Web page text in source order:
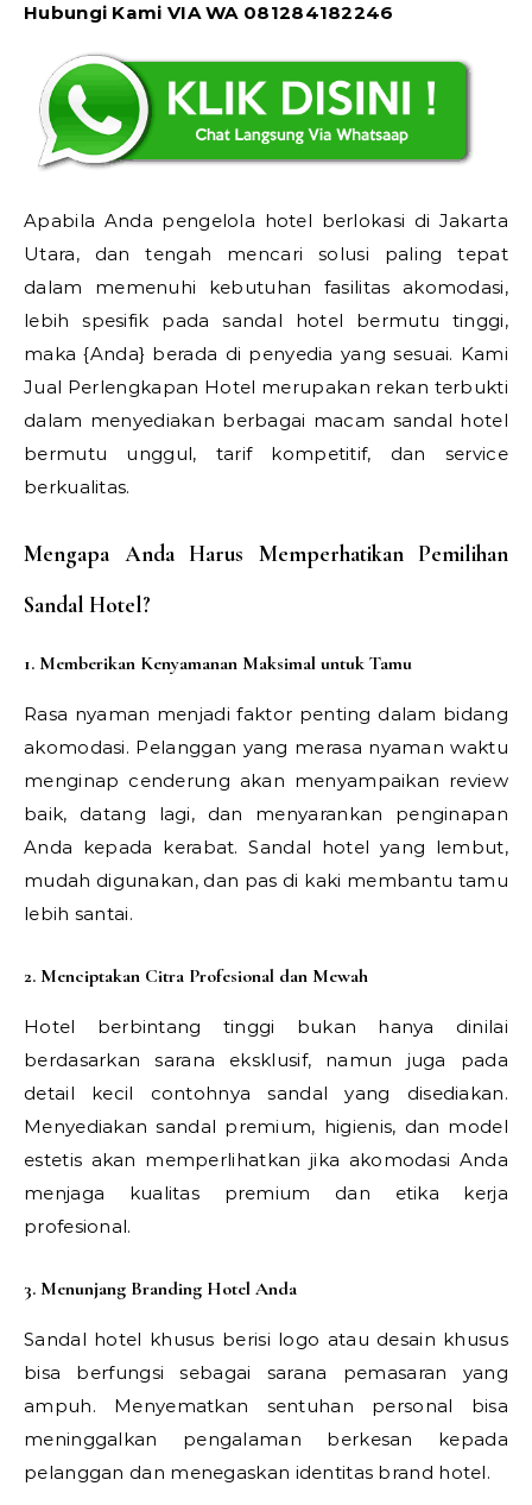
Hubungi Kami VIA WA 081284182246
Apabila Anda pengelola hotel berlokasi di Jakarta
Utara, dan tengah mencari solusi paling tepat
dalam memenuhi kebutuhan fasilitas akomodasi,
lebih spesifik pada sandal hotel bermutu tinggi,
maka {Anda} berada di penyedia yang sesuai. Kami
Jual Perlengkapan Hotel merupakan rekan terbukti
dalam menyediakan berbagai macam sandal hotel
bermutu unggul, tarif kompetitif, dan service
berkualitas.
Mengapa Anda Harus Memperhatikan Pemilihan
Sandal Hotel?
1. Memberikan Kenyamanan Maksimal untuk Tamu
Rasa nyaman menjadi faktor penting dalam bidang
akomodasi. Pelanggan yang merasa nyaman waktu
menginap cenderung akan menyampaikan review
baik, datang lagi, dan menyarankan penginapan
Anda kepada kerabat. Sandal hotel yang lembut,
mudah digunakan, dan pas di kaki membantu tamu
lebih santai.
2. Menciptakan Citra Profesional dan Mewah
Hotel berbintang tinggi bukan hanya dinilai
berdasarkan sarana eksklusif, namun juga pada
detail kecil contohnya sandal yang disediakan.
Menyediakan sandal premium, higienis, dan model
estetis akan memperlihatkan jika akomodasi Anda
menjaga kualitas premium dan etika kerja
profesional.
3. Menunjang Branding Hotel Anda
Sandal hotel khusus berisi logo atau desain khusus
bisa berfungsi sebagai sarana pemasaran yang
ampuh. Menyematkan sentuhan personal bisa
meninggalkan pengalaman berkesan kepada
pelanggan dan menegaskan identitas brand hotel.